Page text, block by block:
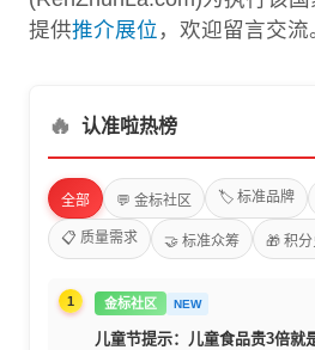
提供推介展位 ，欢迎留言交流
🔥 认准啦热榜
全部 💬 金标社区 🏷️ 标准品牌
📋 质量需求 🤝 标准众筹 🎁 积
1 金标社区 NEW
儿童节提示：儿童食品贵3倍就